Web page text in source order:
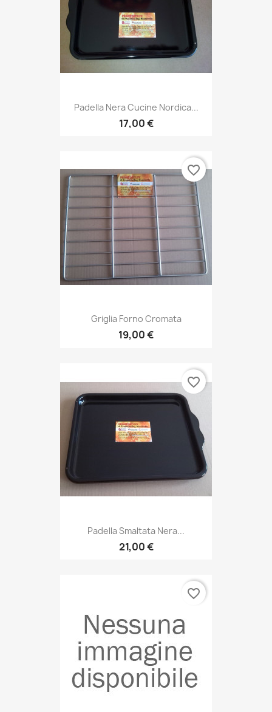
Padella Nera Cucine Nordica...
17,00 €
Griglia Forno Cromata
19,00 €
favorite_border
Padella Smaltata Nera...
21,00 €
favorite_border
favorite_border